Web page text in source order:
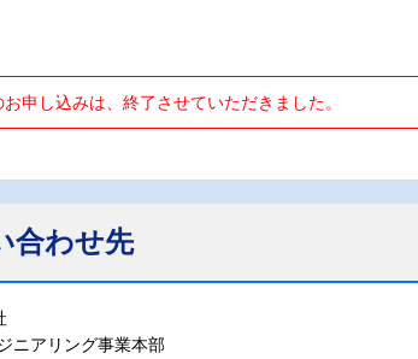
申し込みは、終了させていただきました。
合わせ先
ニアリング事業本部